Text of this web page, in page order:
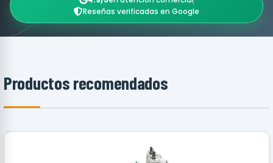
Reseñas verificadas en Google
Productos recomendados